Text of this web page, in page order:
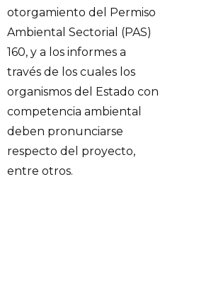
otorgamiento del Permiso
Ambiental Sectorial (PAS)
160, y a los informes a
través de los cuales los
organismos del Estado con
competencia ambiental
deben pronunciarse
respecto del proyecto,
entre otros.